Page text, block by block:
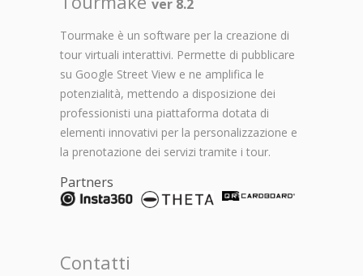
ver 8.2
Tourmake è un software per la creazione di
tour virtuali interattivi. Permette di pubblicare
su Google Street View e ne amplifica le
potenzialità, mettendo a disposizione dei
professionisti una piattaforma dotata di
elementi innovativi per la personalizzazione e
la prenotazione dei servizi tramite i tour.
Partners
Contatti